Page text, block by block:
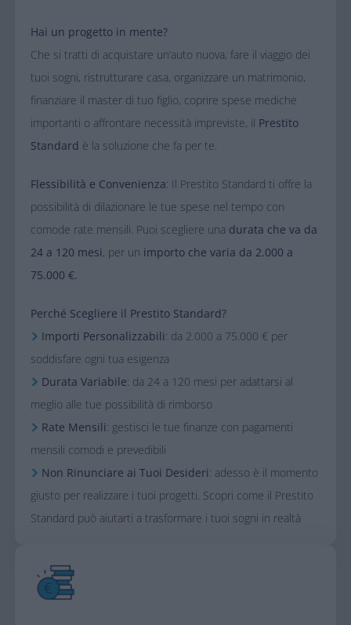
Hai un progetto in mente?
Che si tratti di acquistare un’auto nuova, fare il viaggio dei
tuoi sogni, ristrutturare casa, organizzare un matrimonio,
finanziare il master di tuo figlio, coprire spese mediche
importanti o affrontare necessità impreviste, il Prestito
Standard è la soluzione che fa per te.
Flessibilità e Convenienza: Il Prestito Standard ti offre la
possibilità di dilazionare le tue spese nel tempo con
comode rate mensili. Puoi scegliere una durata che va da
24 a 120 mesi, per un importo che varia da 2.000 a
75.000 €.
Perché Scegliere il Prestito Standard?
Importi Personalizzabili: da 2.000 a 75.000 € per
soddisfare ogni tua esigenza
Durata Variabile: da 24 a 120 mesi per adattarsi al
meglio alle tue possibilità di rimborso
Rate Mensili: gestisci le tue finanze con pagamenti
mensili comodi e prevedibili
Non Rinunciare ai Tuoi Desideri: adesso è il momento
giusto per realizzare i tuoi progetti. Scopri come il Prestito
Standard può aiutarti a trasformare i tuoi sogni in realtà